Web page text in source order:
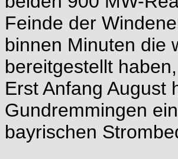
Feinde der
binnen Minuten die
bereitgestellt
Erst Anfang August
Gundremmingen
bayrischen